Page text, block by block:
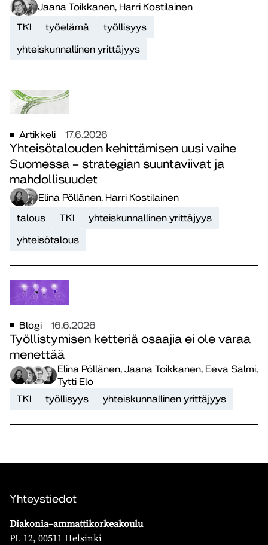
Jaana Toikkanen, Harri Kostilainen
TKI
työelämä
työllisyys
yhteiskunnallinen yrittäjyys
Artikkeli 17.6.2026
Yhteisötalouden kehittämisen uusi vaihe
Suomessa – strategian suuntaviivat ja
mahdollisuudet
Elina Pöllänen, Harri Kostilainen
talous
TKI
yhteiskunnallinen yrittäjyys
yhteisötalous
Blogi 16.6.2026
Työllistymisen ketteriä osaajia ei ole varaa
menettää
Elina Pöllänen, Jaana Toikkanen, Eeva Salmi,
Tytti Elo
TKI
työllisyys yhteiskunnallinen yrittäjyys
Yhteystiedot
Diakonia–ammattikorkeakoulu
PL 12, 00511 Helsinki